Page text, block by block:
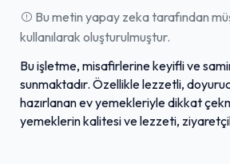
Bu metin yapay zeka tarafından
kullanılarak oluşturulmuştur.
Bu işletme, misafirlerine keyifli ve
sunmaktadır. Özellikle lezzetli,
hazırlanan ev yemekleriyle dikkat
yemeklerin kalitesi ve lezzeti,
sıklıkla övgüyle bahsedilen özellikler